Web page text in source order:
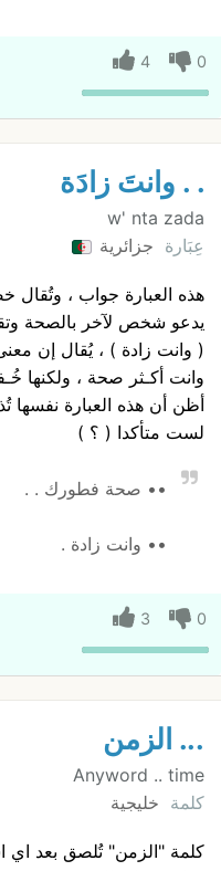
0
4
. . وانتَ زادَة
w' nta zada
عِبَارة جزائرية
هذه العبارة جواب ،
يدعو شخص لآخر بالصحة
( وانت زادة ) ، يُقال إن
وانت أكـثر صحة ، ولكنها
أظن أن هذه العبارة
لست متأكدا ( ؟ )
•• صحة فطورك . .
•• وانت زادة .
0
3
... الزمن
Anyword .. time
كلمة خليجية
كلمة "الزمن" تُلصق بعد اي